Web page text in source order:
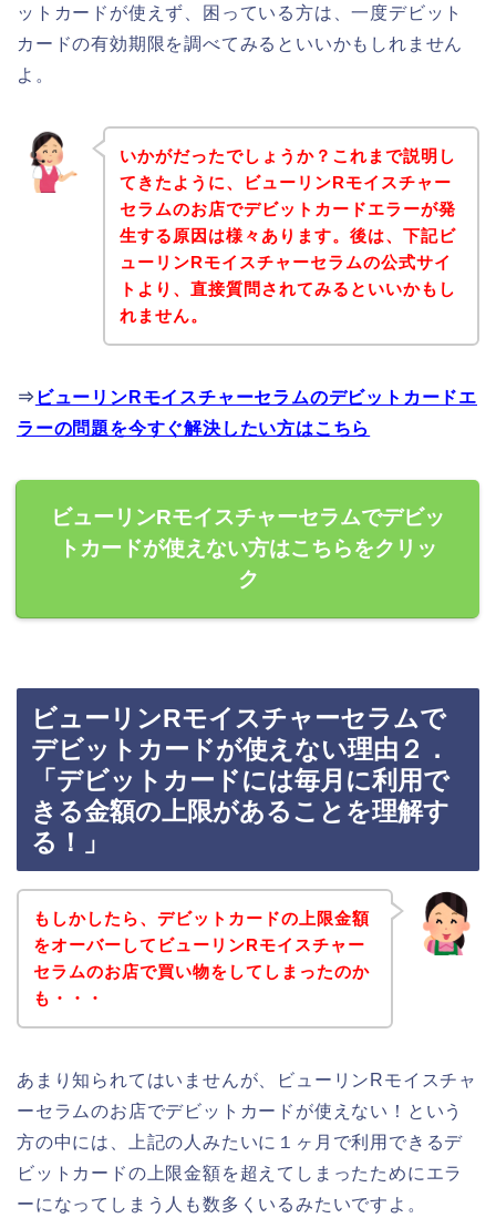
ットカードが使えず、困っている方は、一度デビット
カードの有効期限を調べてみるといいかもしれません
よ。
いかがだったでしょうか？これまで説明し
てきたように、ビューリンRモイスチャー
セラムのお店でデビットカードエラーが発
生する原因は様々あります。後は、下記ビ
ューリンRモイスチャーセラムの公式サイ
トより、直接質問されてみるといいかもし
れません。
⇒ ビューリンRモイスチャーセラムのデビットカードエ
ラーの問題を今すぐ解決したい方はこちら
ビューリンRモイスチャーセラムでデビッ
トカードが使えない方はこちらをクリッ
ク
ビューリンRモイスチャーセラムで
デビットカードが使えない理由２．
「デビットカードには毎月に利用で
きる金額の上限があることを理解す
る！」
もしかしたら、デビットカードの上限金額
をオーバーしてビューリンRモイスチャー
セラムのお店で買い物をしてしまったのか
も・・・
あまり知られてはいませんが、ビューリンRモイスチャ
ーセラムのお店でデビットカードが使えない！という
方の中には、上記の人みたいに１ヶ月で利用できるデ
ビットカードの上限金額を超えてしまったためにエラ
ーになってしまう人も数多くいるみたいですよ。